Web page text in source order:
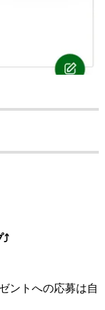
⤴️
ントへの応募は自